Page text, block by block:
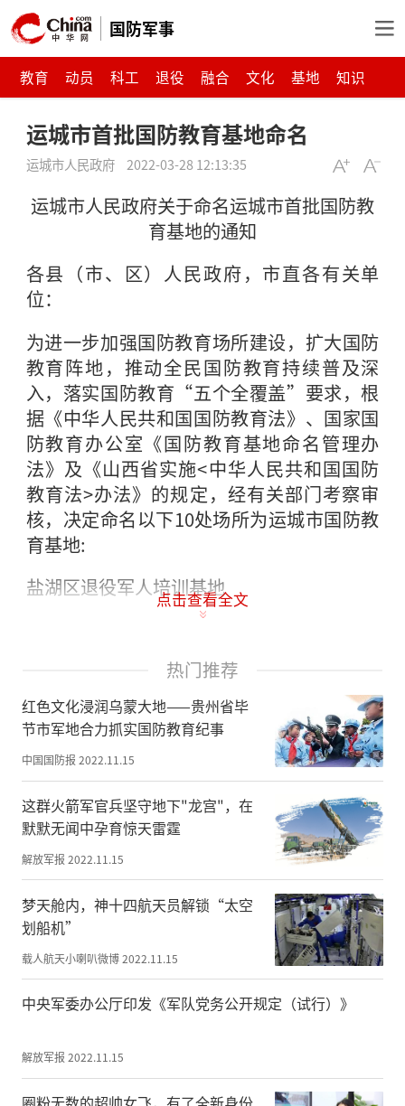
国防军事
教育 动员 科工 退役 融合 文化 基地 知识
运城市首批国防教育基地命名
运城市人民政府 2022-03-28 12:13:35
运城市人民政府关于命名运城市首批国防教
育基地的通知
各县（市、区）人民政府，市直各有关单
位：
为进一步加强国防教育场所建设，扩大国防
教育阵地，推动全民国防教育持续普及深
入，落实国防教育“五个全覆盖”要求，根
据《中华人民共和国国防教育法》、国家国
防教育办公室《国防教育基地命名管理办
法》及《山西省实施<中华人民共和国国防
教育法>办法》的规定，经有关部门考察审
核，决定命名以下10处场所为运城市国防教
育基地:
盐湖区退役军人培训基地
河津市董其武将军纪念馆
永济市中共虞临永支部展览馆
永济市红色文物博物馆
稷山县清河镇北阳城八路军总部路居旧址
芮城县圣天湖中条山抗日英雄纪念园
夏县晋南革命圣地韩家岭
新绛县三泉烈士陵园
垣曲县中条山抗战纪念馆
被命名的单位和场所要充分发挥国防教育功
设国防的浓厚氛围。
点击查看全文
热门推荐
红色文化浸润乌蒙大地——贵州省毕
节市军地合力抓实国防教育纪事
中国国防报 2022.11.15
这群火箭军官兵坚守地下"龙宫"，在
默默无闻中孕育惊天雷霆
解放军报 2022.11.15
梦天舱内，神十四航天员解锁“太空
划船机”
载人航天小喇叭微博2022.11.15
中央军委办公厅印发《军队党务公开规定（试行）》
解放军报 2022.11.15